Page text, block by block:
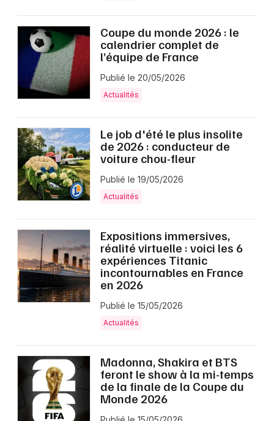
Coupe du monde 2026 : le
calendrier complet de
l’équipe de France
Publié le 20/05/2026
Actualités
Le job d'été le plus insolite
de 2026 : conducteur de
voiture chou-fleur
Publié le 19/05/2026
Actualités
Expositions immersives,
réalité virtuelle : voici les 6
expériences Titanic
incontournables en France
en 2026
Publié le 15/05/2026
Actualités
Madonna, Shakira et BTS
feront le show à la mi-temps
de la finale de la Coupe du
Monde 2026